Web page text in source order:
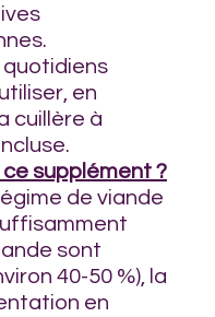
quotidiens
en
cuillère à
ce supplément ?
de viande
sont
40-50 %), la
en